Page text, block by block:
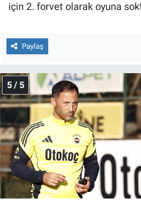
için 2. forvet olarak oyuna
Paylaş
5 / 5